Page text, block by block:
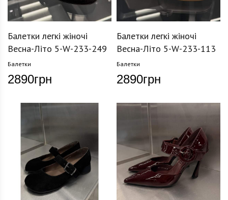
Балетки легкі жіночі
Весна-Літо 5-W-233-249
Балетки
2890грн
Балетки легкі жіночі
Весна-Літо 5-W-233-113
Балетки
2890грн